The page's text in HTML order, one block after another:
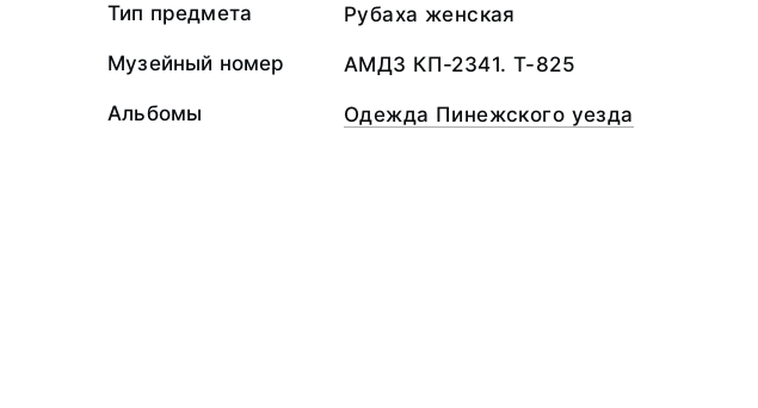
Тип предмета Рубаха женская
Музейный номер АМДЗ КП-2341. Т-825
Альбомы Одежда Пинежского уезда